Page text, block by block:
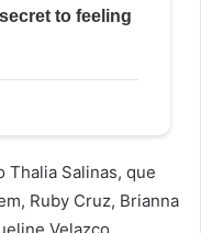
Thalia Salinas, que
Ruby Cruz, Brianna
Velazco.